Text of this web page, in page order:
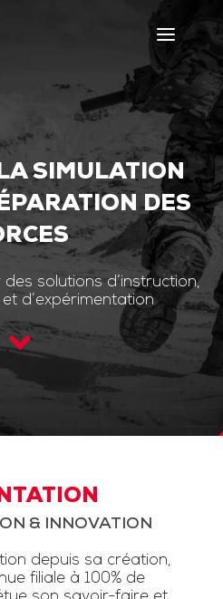
SIMULATION
DES
solutions d’instruction,
d’expérimentation
& INNOVATION
depuis sa création,
filiale à 100% de